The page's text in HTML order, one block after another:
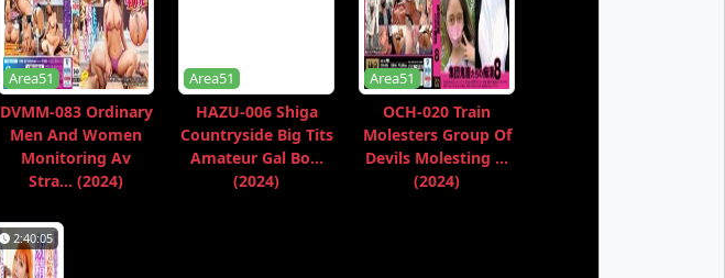
Area51
DVMM-083 Ordinary
Men And Women
Monitoring Av
Stra... (2024)
Area51
HAZU-006 Shiga
Countryside Big Tits
Amateur Gal Bo...
(2024)
Area51
OCH-020 Train
Molesters Group Of
Devils Molesting ...
(2024)
2:40:05